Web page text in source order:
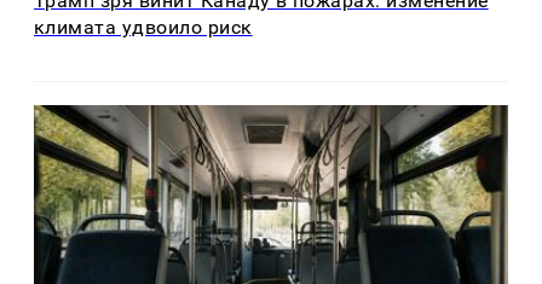
климата удвоило риск